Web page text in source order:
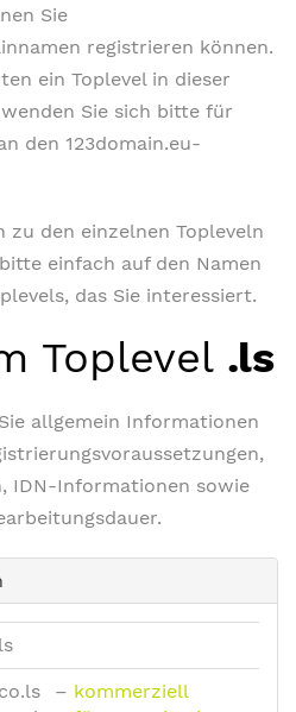
Sie
registrieren können.
ein Toplevel in dieser
Sie sich bitte für
den 123domain.eu-
den einzelnen Topleveln
einfach auf den Namen
das Sie interessiert.
Toplevel .ls
allgemein Informationen
IDN-Informationen sowie
– kommerziell